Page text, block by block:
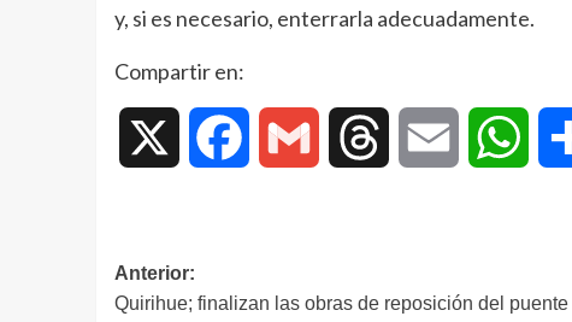
y, si es necesario, enterrarla adecuadamente.
Compartir en:
Facebook Gmail Threads Email
Anterior:
Quirihue; finalizan las obras de reposición del puente